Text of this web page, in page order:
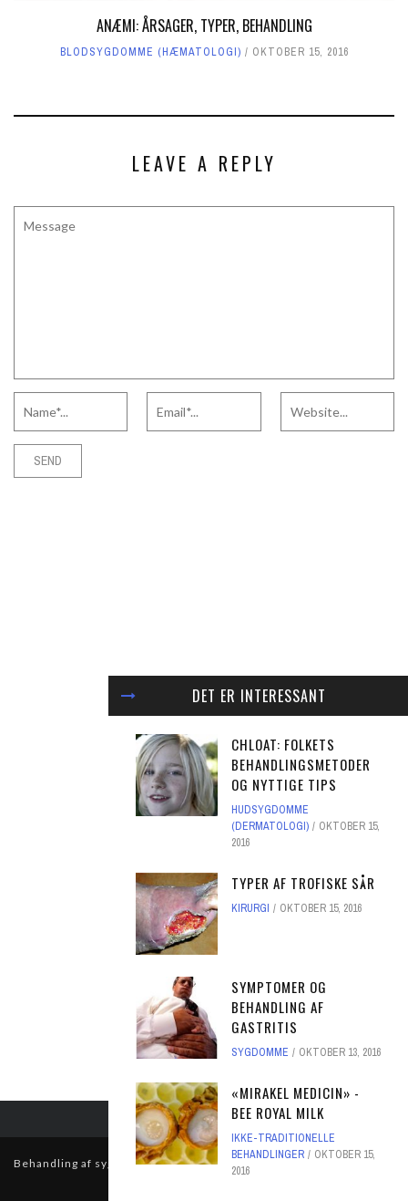
ANÆMI: ÅRSAGER, TYPER, BEHANDLING
BLODSYGDOMME (HÆMATOLOGI) OKTOBER 15, 2016
LEAVE A REPLY
DET ER INTERESSANT
CHLOAT: FOLKETS
BEHANDLINGSMETODER
OG NYTTIGE TIPS
HUDSYGDOMME
(DERMATOLOGI)
OKTOBER 15,
2016
TYPER AF TROFISKE SÅR
KIRURGI OKTOBER 15, 2016
SYMPTOMER OG
BEHANDLING AF
GASTRITIS
SYGDOMME OKTOBER 13, 2016
«MIRAKEL MEDICIN» -
BEE ROYAL MILK
IKKE-TRADITIONELLE
BEHANDLINGER
OKTOBER 15,
2016
Behandling af sygdomme med traditionel medicin derhjemme
© Ophavsretligt beskyttet